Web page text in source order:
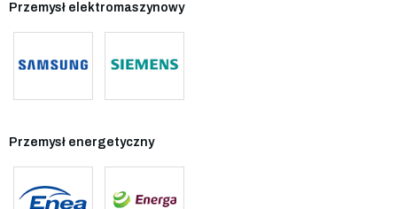
Przemysł elektromaszynowy
Przemysł energetyczny